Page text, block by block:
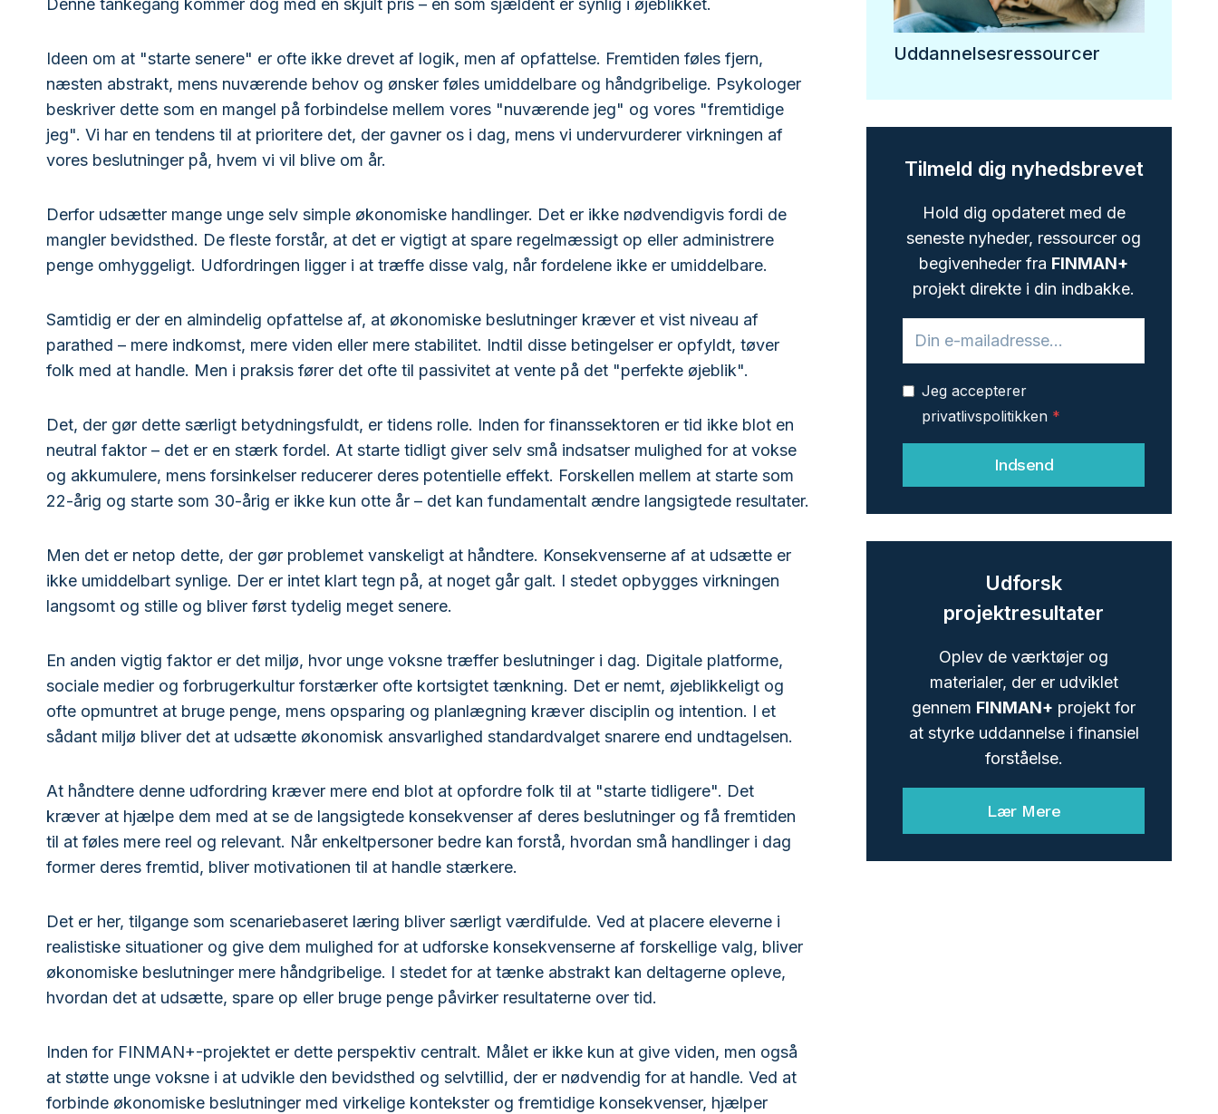
Denne tankegang kommer dog med en skjult pris – en som sjældent er synlig i øjeblikket.
Ideen om at "starte senere" er ofte ikke drevet af logik, men af opfattelse. Fremtiden føles fjern,
næsten abstrakt, mens nuværende behov og ønsker føles umiddelbare og håndgribelige. Psykologer
beskriver dette som en mangel på forbindelse mellem vores "nuværende jeg" og vores "fremtidige
jeg". Vi har en tendens til at prioritere det, der gavner os i dag, mens vi undervurderer virkningen af
vores beslutninger på, hvem vi vil blive om år.
Derfor udsætter mange unge selv simple økonomiske handlinger. Det er ikke nødvendigvis fordi de
mangler bevidsthed. De fleste forstår, at det er vigtigt at spare regelmæssigt op eller administrere
penge omhyggeligt. Udfordringen ligger i at træffe disse valg, når fordelene ikke er umiddelbare.
Samtidig er der en almindelig opfattelse af, at økonomiske beslutninger kræver et vist niveau af
parathed – mere indkomst, mere viden eller mere stabilitet. Indtil disse betingelser er opfyldt, tøver
folk med at handle. Men i praksis fører det ofte til passivitet at vente på det "perfekte øjeblik".
Det, der gør dette særligt betydningsfuldt, er tidens rolle. Inden for finanssektoren er tid ikke blot en
neutral faktor – det er en stærk fordel. At starte tidligt giver selv små indsatser mulighed for at vokse
og akkumulere, mens forsinkelser reducerer deres potentielle effekt. Forskellen mellem at starte som
22-årig og starte som 30-årig er ikke kun otte år – det kan fundamentalt ændre langsigtede resultater.
Men det er netop dette, der gør problemet vanskeligt at håndtere. Konsekvenserne af at udsætte er
ikke umiddelbart synlige. Der er intet klart tegn på, at noget går galt. I stedet opbygges virkningen
langsomt og stille og bliver først tydelig meget senere.
En anden vigtig faktor er det miljø, hvor unge voksne træffer beslutninger i dag. Digitale platforme,
sociale medier og forbrugerkultur forstærker ofte kortsigtet tænkning. Det er nemt, øjeblikkeligt og
ofte opmuntret at bruge penge, mens opsparing og planlægning kræver disciplin og intention. I et
sådant miljø bliver det at udsætte økonomisk ansvarlighed standardvalget snarere end undtagelsen.
At håndtere denne udfordring kræver mere end blot at opfordre folk til at "starte tidligere". Det
kræver at hjælpe dem med at se de langsigtede konsekvenser af deres beslutninger og få fremtiden
til at føles mere reel og relevant. Når enkeltpersoner bedre kan forstå, hvordan små handlinger i dag
former deres fremtid, bliver motivationen til at handle stærkere.
Det er her, tilgange som scenariebaseret læring bliver særligt værdifulde. Ved at placere eleverne i
realistiske situationer og give dem mulighed for at udforske konsekvenserne af forskellige valg, bliver
økonomiske beslutninger mere håndgribelige. I stedet for at tænke abstrakt kan deltagerne opleve,
hvordan det at udsætte, spare op eller bruge penge påvirker resultaterne over tid.
Inden for FINMAN+-projektet er dette perspektiv centralt. Målet er ikke kun at give viden, men også
at støtte unge voksne i at udvikle den bevidsthed og selvtillid, der er nødvendig for at handle. Ved at
forbinde økonomiske beslutninger med virkelige kontekster og fremtidige konsekvenser, hjælper
Uddannelsesressourcer
Tilmeld dig nyhedsbrevet
Hold dig opdateret med de
seneste nyheder, ressourcer og
begivenheder fra FINMAN+
projekt direkte i din indbakke.
Jeg accepterer
privatlivspolitikken *
Indsend
Udforsk
projektresultater
Oplev de værktøjer og
materialer, der er udviklet
gennem FINMAN+ projekt for
at styrke uddannelse i finansiel
forståelse.
Lær Mere